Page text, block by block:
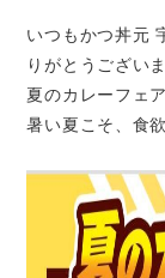
いつもかつ丼元
りがとうございま
夏のカレーフェ
暑い夏こそ、食